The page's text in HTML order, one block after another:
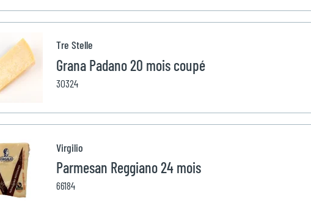
Tre Stelle
Grana Padano 20 mois coupé
30324
Virgilio
Parmesan Reggiano 24 mois
66184